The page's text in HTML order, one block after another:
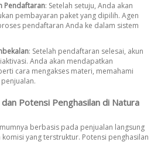
Pendaftaran: Setelah setuju, Anda akan
pembayaran paket yang dipilih. Agen
pendaftaran Anda ke dalam sistem
: Setelah pendaftaran selesai, akun
Anda akan mendapatkan
cara mengakses materi, memahami
Potensi Penghasilan di Natura
berbasis pada penjualan langsung
komisi yang terstruktur. Potensi penghasilan